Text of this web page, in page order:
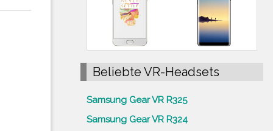
Beliebte VR-Headsets
Samsung Gear VR R325
Samsung Gear VR R324